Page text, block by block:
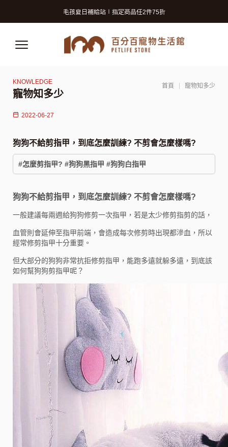
寵物知多少
首頁 寵物知多少
2022-06-27
狗狗不給剪指甲，到底怎麼訓練? 不剪會怎麼樣嗎?
#怎麼剪指甲? #狗狗黑指甲 #狗狗白指甲
狗狗不給剪指甲，到底怎麼訓練? 不剪會怎麼樣嗎?
一般建議每兩週給狗狗修剪一次指甲，若是太少修剪指剪的話，
血管則會延伸至指甲前端，會造成每次修剪時出現都滲血，所以
經常修剪指甲十分重要。
但大部分的狗狗非常抗拒修剪指甲，能跑多遠就躲多遠，到底該
如何幫狗狗剪指甲呢？
毛孩夏日補給站∣指定商品任2件75折
獸醫師推薦的寵物保險! 守護毛孩再升級!